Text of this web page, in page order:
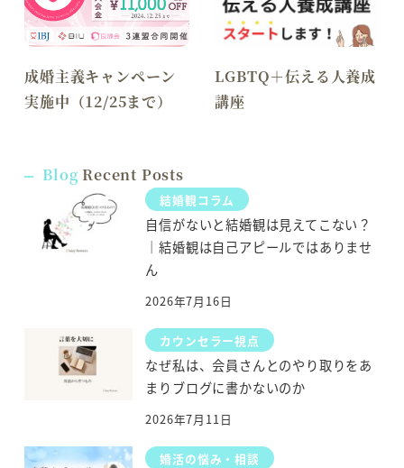
成婚主義キャンペーン
実施中（12/25まで）
LGBTQ＋伝える人養成
講座
Blog Recent Posts
結婚観コラム
自信がないと結婚観は見えてこない？
｜結婚観は自己アピールではありませ
ん
2026年7月16日
カウンセラー視点
なぜ私は、会員さんとのやり取りをあ
まりブログに書かないのか
2026年7月11日
婚活の悩み・相談